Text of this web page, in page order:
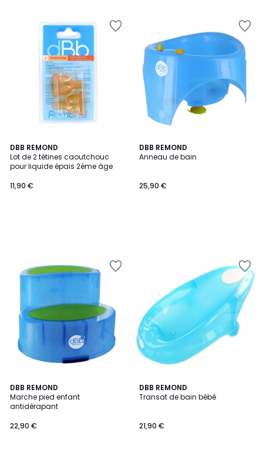
DBB REMOND
Lot de 2 tétines caoutchouc
pour liquide épais 2ème âge
11,90 €
DBB REMOND
Anneau de bain
25,90 €
DBB REMOND
Marche pied enfant
antidérapant
22,90 €
DBB REMOND
Transat de bain bébé
21,90 €